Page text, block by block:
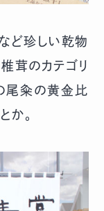
ど珍しい乾物
椎茸のカテゴリ
尾粂の黄金比
か。